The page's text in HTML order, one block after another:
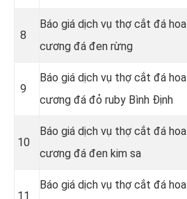
8
Báo giá dịch vụ thợ cắt đá hoa
cương đá đen rừng
9
Báo giá dịch vụ thợ cắt đá hoa
cương đá đỏ ruby Bình Định
10
Báo giá dịch vụ thợ cắt đá hoa
cương đá đen kim sa
11
Báo giá dịch vụ thợ cắt đá hoa